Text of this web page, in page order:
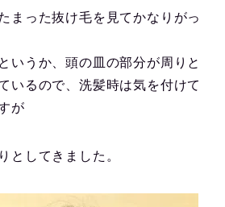
まった抜け毛を見てかなりがっ
いうか、頭の皿の部分が周りと
いるので、洗髪時は気を付けて
が
としてきました。